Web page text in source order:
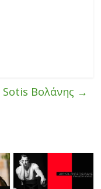
Sotis Βολάνης →